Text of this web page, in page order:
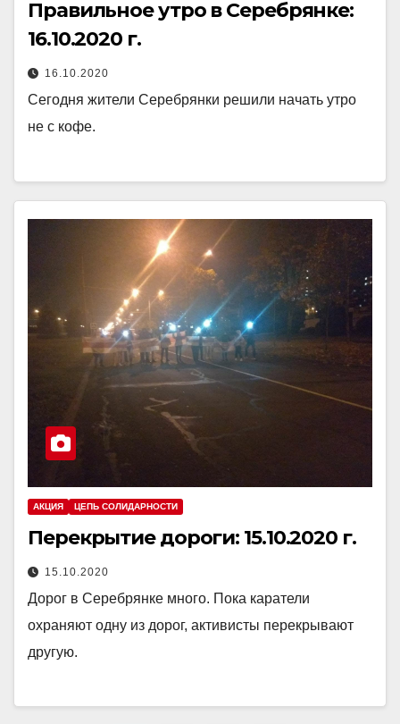
Правильное утро в Серебрянке:
16.10.2020 г.
16.10.2020
Сегодня жители Серебрянки решили начать утро
не с кофе.
АКЦИЯ ЦЕПЬ СОЛИДАРНОСТИ
Перекрытие дороги: 15.10.2020 г.
15.10.2020
Дорог в Серебрянке много. Пока каратели
охраняют одну из дорог, активисты перекрывают
другую.